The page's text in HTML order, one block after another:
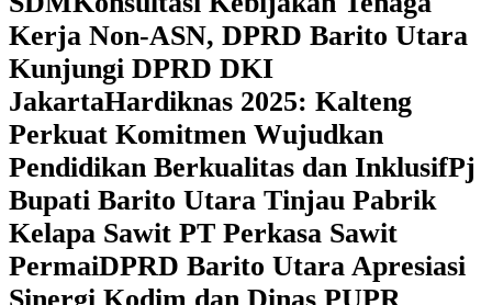
Kerja Non-ASN, DPRD Barito Utara
Kunjungi DPRD DKI
JakartaHardiknas 2025: Kalteng
Perkuat Komitmen Wujudkan
Pendidikan Berkualitas dan InklusifPj
Bupati Barito Utara Tinjau Pabrik
Kelapa Sawit PT Perkasa Sawit
PermaiDPRD Barito Utara Apresiasi